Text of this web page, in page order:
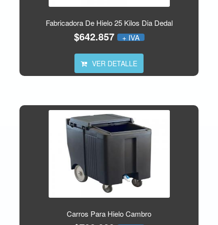
Fabricadora De Hielo 25 Kilos Dia Dedal
$642.857 + IVA
VER DETALLE
Carros Para Hielo Cambro